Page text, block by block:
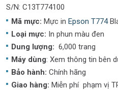
S/N: C13T774100
Mã mực: Mực in Epson T774
Loại mực: In phun màu đen
Dung lượng: 6,000 trang
Máy dùng: Xem thông tin bên
Bảo hành: Chính hãng
Giao hàng: Miễn phí phạm vị